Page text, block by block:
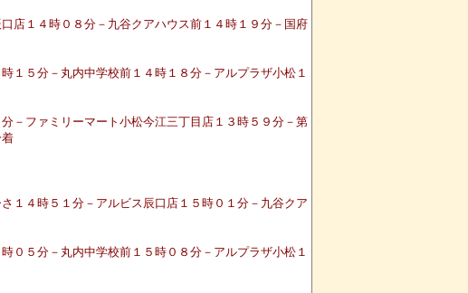
店１４時０８分－九谷クアハウス前１４時１９分－国府
１５分－丸内中学校前１４時１８分－アルプラザ小松１
－ファミリーマート小松今江三丁目店１３時５９分－第
１４時５１分－アルビス辰口店１５時０１分－九谷クア
０５分－丸内中学校前１５時０８分－アルプラザ小松１